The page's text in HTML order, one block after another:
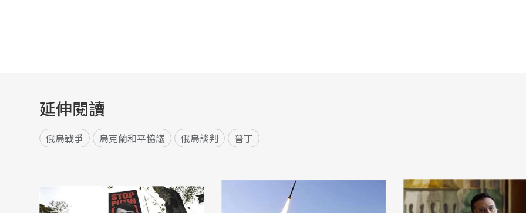
延伸閱讀
俄烏戰爭 烏克蘭和平協議 俄烏談判 普丁